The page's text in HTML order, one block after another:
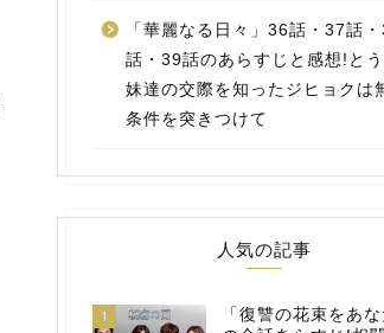
「華麗なる日々」36話・37話
話・39話のあらすじと感想!とう
妹達の交際を知ったジヒョクは
条件を突きつけて
人気の記事
1
「復讐の花束をあな